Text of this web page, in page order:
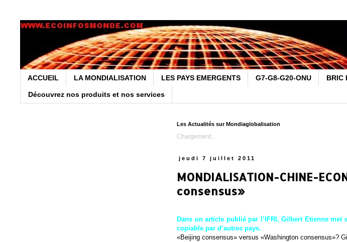
ACCUEIL LA MONDIALISATION LES PAYS EMERGENTS G7-G8-G20-ONU BRIC
Découvrez nos produits et nos services
Les Actualités sur Mondiaglobalisation
Chargement...
jeudi 7 juillet 2011
MONDIALISATION-CHINE-
consensus»
Dans un article publié par l’IFRI, Gilbert Etienne
copiable par d’autres pays.
«Beijing consensus» versus «Washington consensus»?